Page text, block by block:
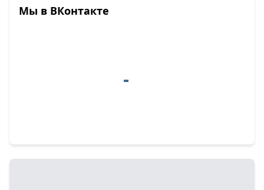
Мы в ВКонтакте